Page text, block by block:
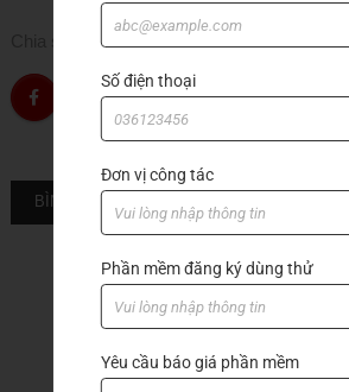
BÌNH LUẬN
Sản phẩm khác
Số điện thoại
Đơn vị công tác
Phần mềm đăng ký dùng thử
Yêu cầu báo giá phần mềm